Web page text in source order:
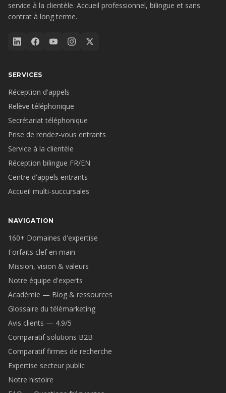
service à la clientèle. Accueil professionnel, bilingue et sans
contrat à long terme.
SERVICES
Réception d'appels
Relève téléphonique
Secrétariat téléphonique
Prise de rendez-vous entrants
Service à la clientèle
Réception bilingue FR/EN
Centre d'appels entrants
Accueil multi-succursales
NAVIGATION
160+ Domaines d'expertise
Forfaits clef en main
Mission, vision & valeurs
Notre équipe d'experts
Académie — Blog & ressources
Glossaire du télémarketing
Avis clients — 4.9/5
Comparatif solutions B2B
Comparatif firmes de recherche
Expertise secteur public
Notre histoire